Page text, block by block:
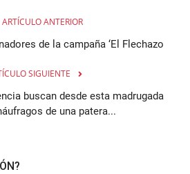
ARTÍCULO ANTERIOR
de la campaña ‘El Flechazo
SIGUIENTE
buscan desde esta madrugada
de una patera...